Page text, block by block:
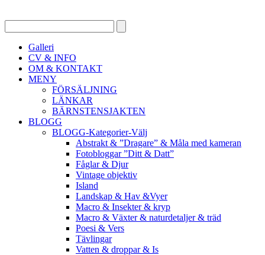
Galleri
CV & INFO
OM & KONTAKT
MENY
FÖRSÄLJNING
LÄNKAR
BÄRNSTENSJAKTEN
BLOGG
BLOGG-Kategorier-Välj
Abstrakt & ”Dragare” & Måla med kameran
Fotobloggar ”Ditt & Datt”
Fåglar & Djur
Vintage objektiv
Island
Landskap & Hav &Vyer
Macro & Insekter & kryp
Macro & Växter & naturdetaljer & träd
Poesi & Vers
Tävlingar
Vatten & droppar & Is